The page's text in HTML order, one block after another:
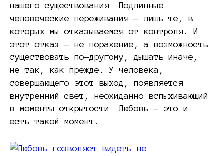
нашего существования. Подлинные
человеческие переживания — лишь те, в
которых мы отказываемся от контроля. И
этот отказ — не поражение, а возможность
существовать по-другому, дышать иначе,
не так, как прежде. У человека,
совершающего этот выход, появляется
внутренний свет, неожиданно вспыхивающий
в моменты открытости. Любовь — это и
есть такой момент.